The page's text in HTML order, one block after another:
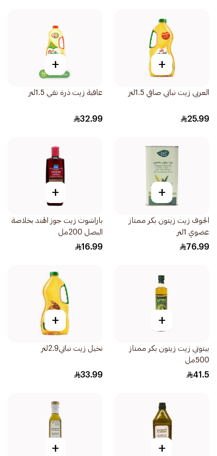
+
العربي زيت نباتي صافي 1.5لتر
25.99
+
عافية زيت ذرة نقي 1.5لتر
32.99
+
الجوف زيت زيتون بكر ممتاز
عضوي 1لتر
76.99
+
باراشوت زيت جوز الهند بخلاصة
البصل 200مل
16.99
+
بيتوتي زيت زيتون بكر ممتاز
500مل
41.5
+
نخيل زيت نباتي2.9لتر
33.99
+
+